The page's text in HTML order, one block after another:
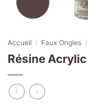
Accueil / Faux Ongles /
Résine